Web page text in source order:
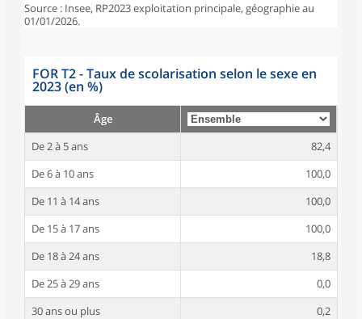
Source : Insee, RP2023 exploitation principale, géographie au
01/01/2026.
FOR T2 - Taux de scolarisation selon le sexe en
2023 (en %)
Âge
De 2 à 5 ans
82,4
De 6 à 10 ans
100,0
De 11 à 14 ans
100,0
De 15 à 17 ans
100,0
De 18 à 24 ans
18,8
De 25 à 29 ans
0,0
30 ans ou plus
0,2